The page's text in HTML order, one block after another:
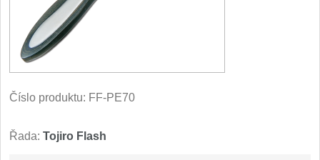
Filetovací nože
Nože na chleba
Vykosťovací nože 41
Steakové nože
Číslo produktu: FF-PE70
Řada: Tojiro Flash